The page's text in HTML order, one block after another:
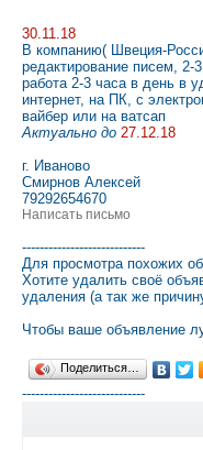
30.11.18
В компанию( Швеция-
редактирование писем, 2-
работа 2-3 часа в день в
интернет, на ПК, с
вайбер или на ватсап
Актуально до 27.12.18
г. Иваново
Смирнов Алексей
79292654670
Написать письмо
----------------------------
Для просмотра похожих
Хотите удалить своё
удаления (а так же
Чтобы ваше объявление
Поделиться…
----------------------------